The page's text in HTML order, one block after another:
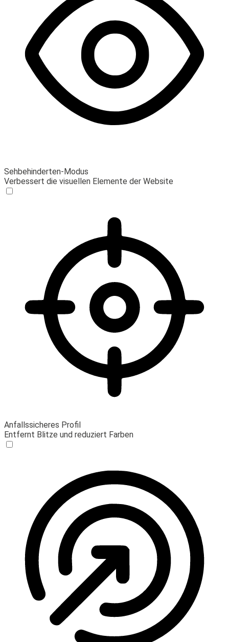
Sehbehinderten-Modus
Verbessert die visuellen Elemente der Website
Anfallssicheres Profil
Entfernt Blitze und reduziert Farben